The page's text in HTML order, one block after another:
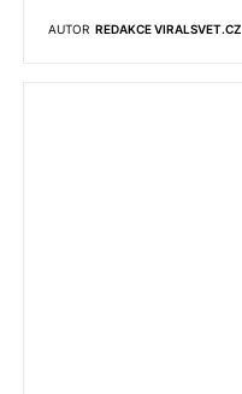
AUTOR REDAKCE VIRALSVET.CZ